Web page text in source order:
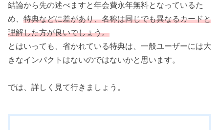
結論から先の述べますと年会費永年無料となっているた
め、 特典などに差があり、名称は同じでも異なるカードと
理解した方が良いでしょう。
とはいっても、省かれている特典は、一般ユーザーには大
きなインパクトはないのではないかと思います。
では、詳しく見て行きましょう。